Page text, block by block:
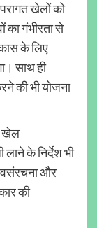
खेलों को
का गंभीरता से
के लिए
साथ ही
की भी योजना
खेल
लाने के निर्देश भी
और
की